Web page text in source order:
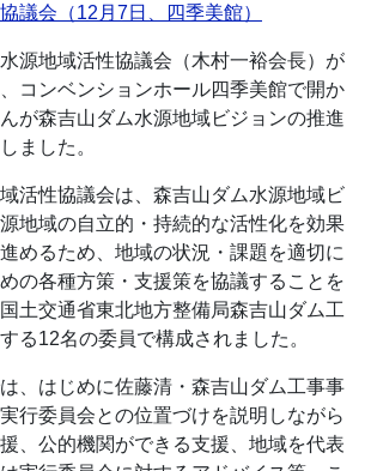
議会（12月7日、四季美館）
源地域活性協議会（木村一裕会長）が
コンベンションホール四季美館で開か
が森吉山ダム水源地域ビジョンの推進
ました。
活性協議会は、森吉山ダム水源地域ビ
地域の自立的・持続的な活性化を効果
めるため、地域の状況・課題を適切に
の各種方策・支援策を協議することを
土交通省東北地方整備局森吉山ダム工
る12名の委員で構成されました。
、はじめに佐藤清・森吉山ダム工事事
行委員会との位置づけを説明しながら
援、公的機関ができる支援、地域を代表